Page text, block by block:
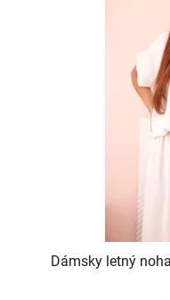
Dámsky letný